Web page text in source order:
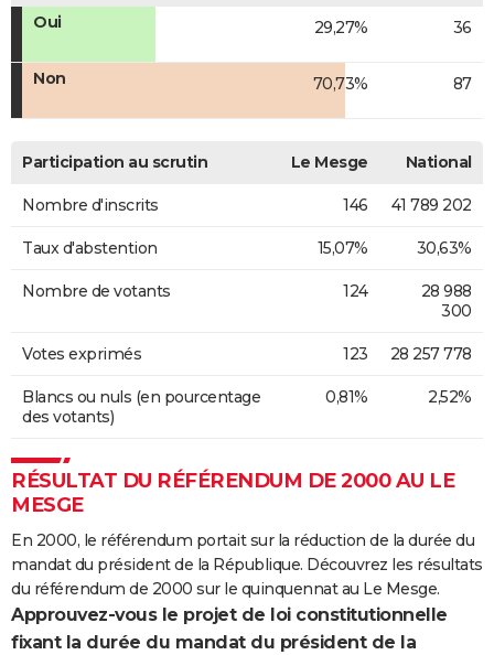
Oui
29,27% 36
Non 70,73% 87
Participation au scrutin Le Mesge National
Nombre d'inscrits 146 41 789 202
Taux d'abstention 15,07% 30,63%
Nombre de votants 124
28 988
300
Votes exprimés 123 28 257 778
Blancs ou nuls (en pourcentage
des votants)
0,81% 2,52%
RÉSULTAT DU RÉFÉRENDUM DE 2000 AU LE
MESGE
En 2000, le référendum portait sur la réduction de la durée du
mandat du président de la République. Découvrez les résultats
du référendum de 2000 sur le quinquennat au Le Mesge.
Approuvez-vous le projet de loi constitutionnelle
fixant la durée du mandat du président de la